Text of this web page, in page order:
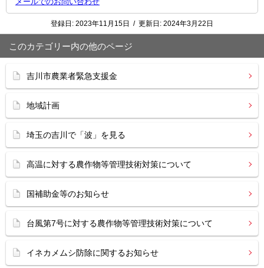
登録日: 2023年11月15日 / 更新日: 2024年3月22日
このカテゴリー内の他のページ
吉川市農業者緊急支援金
地域計画
埼玉の吉川で「波」を見る
高温に対する農作物等管理技術対策について
国補助金等のお知らせ
台風第7号に対する農作物等管理技術対策について
イネカメムシ防除に関するお知らせ